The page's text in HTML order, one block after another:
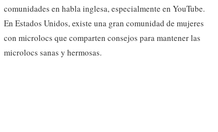
comunidades en habla inglesa, especialmente en YouTube.
En Estados Unidos, existe una gran comunidad de mujeres
con microlocs que comparten consejos para mantener las
microlocs sanas y hermosas.